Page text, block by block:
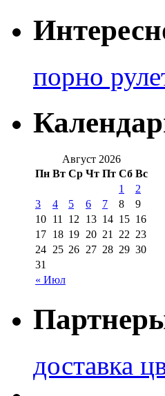
порно
Август 2026
Пн Вт Ср Чт Пт Сб Вс
« Июл
1
2
3
4 5 6 7 8
9
10 11 12 13 14 15 16
17 18 19 20 21 22 23
24 25 26 27 28 29 30
31
доставка